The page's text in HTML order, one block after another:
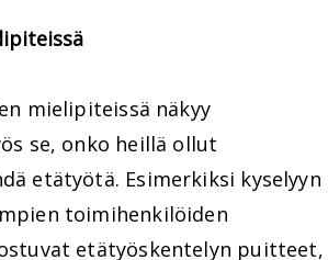
mielipiteissä näkyy
se, onko heillä ollut
etätyötä. Esimerkiksi kyselyyn
toimihenkilöiden
etätyöskentelyn puitteet,